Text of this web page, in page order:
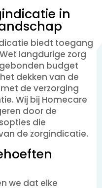
in
biedt toegang
langdurige zorg
budget
dekken van de
de verzorging
Wij bij Homecare
door de
die
de zorgindicatie.
we dat elke